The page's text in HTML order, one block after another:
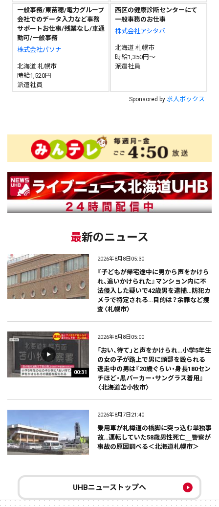
一般事務/東苗穂/電力グループ
会社でのデータ入力など事務
サポートお仕事/残業なし/車通
勤可/一般事務
株式会社パソナ
北海道 札幌市
時給1,520円
派遣社員
西区の健康診断センターにて
一般事務のお仕事
株式会社アシタバ
北海道 札幌市
時給1,350円～
派遣社員
Sponsored by 求人ボックス
最新のニュース
2026年8月8日05:30
『子どもが帰宅途中に男から声をかけら
れ、追いかけられた』マンション内に不
法侵入した疑いで42歳男を逮捕…防犯カ
メラで特定される…目的は？余罪など捜
査〈札幌市〉
00:31
2026年8月8日05:00
「おい、待て」と声をかけられ…小学5年生
の女の子が路上で男に頭部を殴られる
逃走中の男は『20歳ぐらい・身長180セン
チほど・黒パーカー・サングラス着用』
〈北海道苫小牧市〉
2026年8月7日21:40
乗用車が札樽道の橋脚に突っ込む単独事
故…運転していた58歳男性死亡＿警察が
事故の原因調べる＜北海道札幌市＞
UHBニューストップへ